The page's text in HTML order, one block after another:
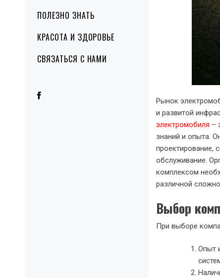
ПОЛЕЗНО ЗНАТЬ
КРАСОТА И ЗДОРОВЬЕ
СВЯЗАТЬСЯ С НАМИ
Рынок
и развитой
электромобиля –
знаний и опыта.
проектирование,
обслуживание.
комплексом
различной
Выбор
При выборе
Опыт